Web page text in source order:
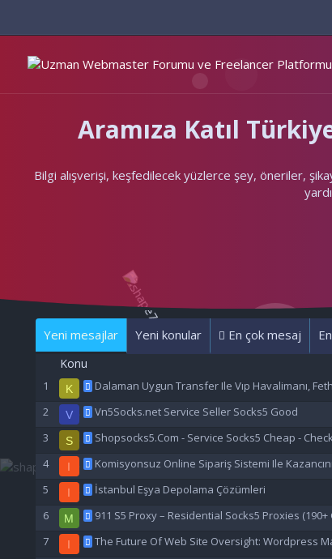
Aramıza Katıl
Bilgi alışverişi, keşfedilecek yüzlerce şey, öneriler,
Yeni mesajlar Yeni konular En çok mesaj
Konu
K Dalaman Uygun Transfer Ile Vıp Havalimanı,
V Vn5Socks.net Service Seller Socks5 Good
S Shopsocks5.Com - Service Socks5 Cheap -
I Komisyonsuz Online Sipariş Sistemi Ile
I İstanbul Eşya Depolama Çözümleri
M 911 S5 Proxy – Residential Socks5 Proxies
I The Future Of Web Site Oversight: Wordpress